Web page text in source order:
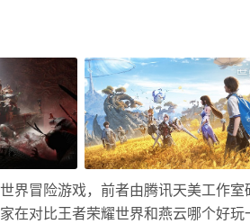
界冒险游戏，前者由腾讯天美工作
在对比王者荣耀世界和燕云哪个好